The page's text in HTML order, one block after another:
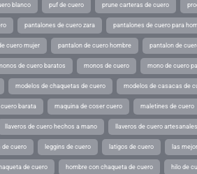
blanco puf de cuero prune carteras de cuero
pantalones de cuero zara pantalones de cuero para
cuero mujer pantalon de cuero hombre pantalon de
de cuero baratos monos de cuero mono de cuero
modelos de chaquetas de cuero modelos de casacas de
barata maquina de coser cuero maletines de cuero
llaveros de cuero hechos a mano llaveros de cuero artesanales
de cuero leggins de cuero latigos de cuero las
de cuero hombre con chaqueta de cuero hilo de